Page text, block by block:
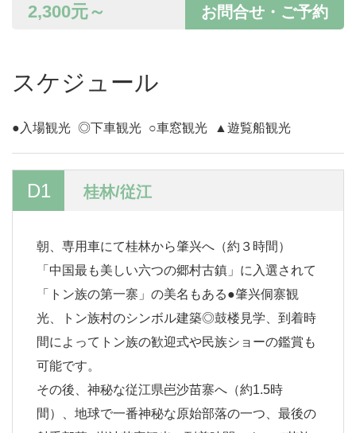
お問合せ・ご予約
2,300元～
スケジュール
●入場観光 ◎下車観光 ○車窓観光 ▲遊覧船観光
D1 桂林/従江
朝、専用車にて桂林から肇兴へ（約３時間）
「中国最も美しい六つの郷村古鎮」に入選されて
「トン族の第一寨」の美名もある●肇兴侗寨観
光、トン族村のシンボル建築◎鼓楼見学、到着時
間によってトン族の歓迎式や民族ショーの鑑賞も
可能です。
その後、神秘な従江県岜沙苗寨へ（約1.5時
間）、地球で一番神秘な原始部落の一つ、最後の